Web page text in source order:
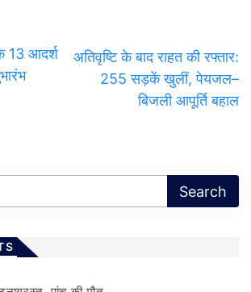
13 आदर्श
अतिवृष्टि के बाद राहत की रफ्तार:
255 सड़कें खुलीं, पेयजल–
बिजली आपूर्ति बहाल